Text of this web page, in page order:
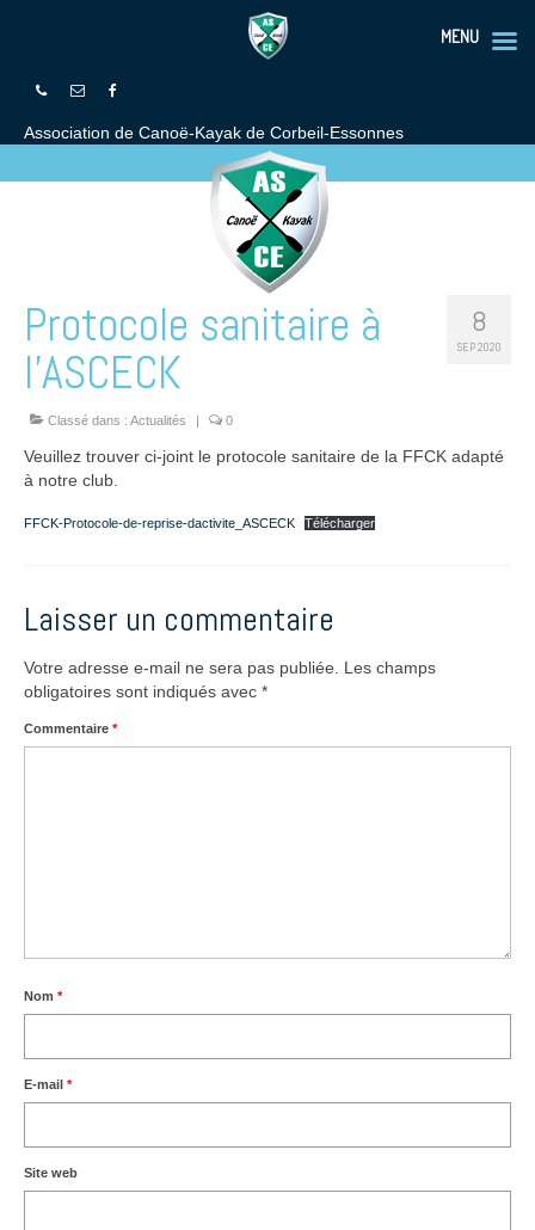
Association de Canoë-Kayak de Corbeil-Essonnes
8
SEP 2020
Protocole sanitaire à
l’ASCECK
Classé dans : Actualités | 0
Veuillez trouver ci-joint le protocole sanitaire de la FFCK adapté
à notre club.
FFCK-Protocole-de-reprise-dactivite_ASCECK Télécharger
Laisser un commentaire
Votre adresse e-mail ne sera pas publiée.
Les champs
obligatoires sont indiqués avec *
Commentaire *
Nom *
E-mail *
Site web
MENU